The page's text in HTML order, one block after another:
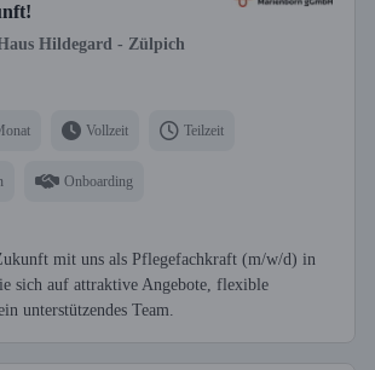
Hildegard - Zülpich
Vollzeit Teilzeit
Onboarding
mit uns als Pflegefachkraft (m/w/d) in
sich auf attraktive Angebote, flexible
unterstützendes Team.